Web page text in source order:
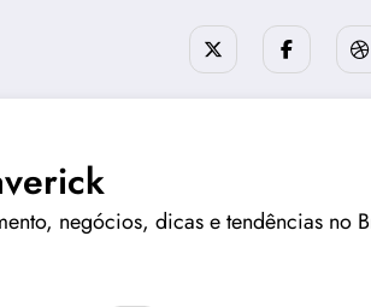
negócios, dicas e tendências no